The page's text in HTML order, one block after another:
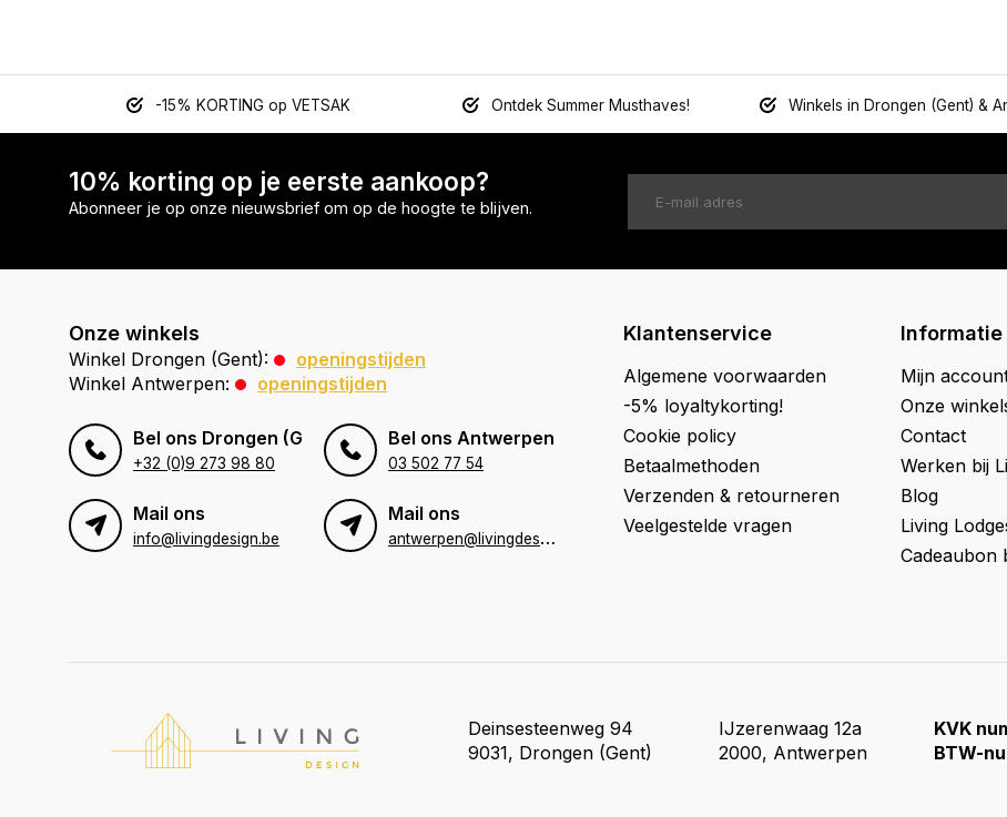
-15% KORTING op VETSAK Ontdek Summer Musthaves! Winkels in Drongen (Gent) &
10% korting op je eerste aankoop?
Abonneer je op onze nieuwsbrief om op de hoogte te blijven.
Onze winkels
Winkel Drongen (Gent):
openingstijden
Winkel Antwerpen:
openingstijden
Bel ons Drongen (Gent)
+32 (0)9 273 98 80
Bel ons Antwerpen
03 502 77 54
Mail ons
info@livingdesign.be
Mail ons
a
ntwerpen@livingdesign.be
Klantenservice
Algemene voorwaarden
-5% loyaltykorting!
Cookie policy
Betaalmethoden
Verzenden & retourneren
Veelgestelde vragen
Informatie
Mijn
Onze
Contact
Werken bij
Blog
Living
Cadeaubon
Deinsesteenweg 94
9031, Drongen (Gent)
IJzerenwaag 12a
2000, Antwerpen
KVK
BTW-